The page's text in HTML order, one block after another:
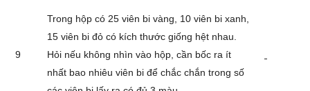
9
Trong hộp có 25 viên bi vàng, 10 viên bi xanh,
15 viên bi đỏ có kích thước giống hệt nhau.
Hỏi nếu không nhìn vào hộp, cần bốc ra ít
nhất bao nhiêu viên bi để chắc chắn trong số